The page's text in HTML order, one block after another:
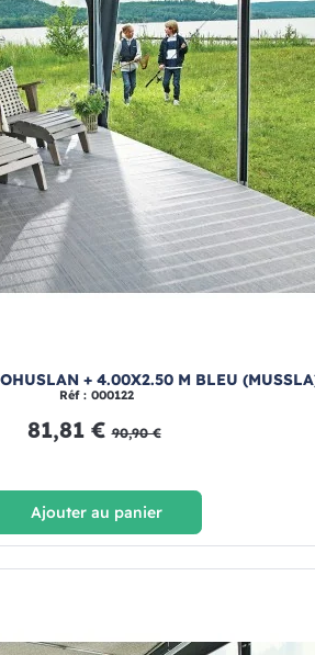
+ 4.00X2.50 M BLEU
Réf : 000122
81,81 € 90,90 €
Ajouter au panier